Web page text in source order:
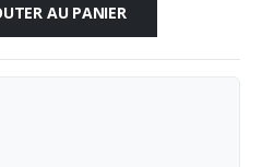
AU PANIER